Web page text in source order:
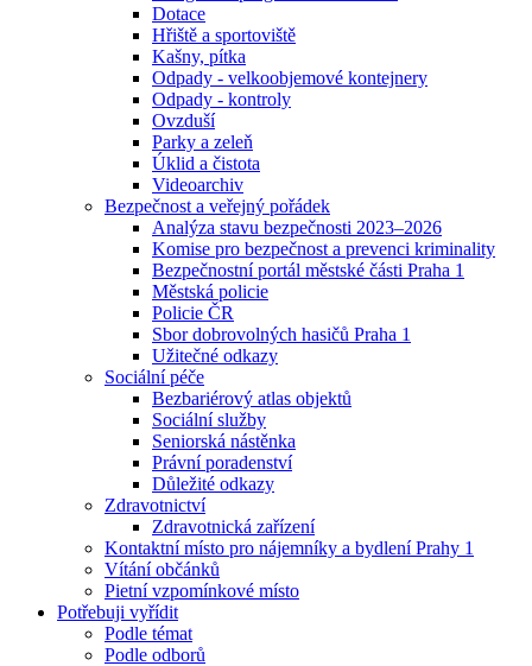
Dotace
Hřiště a sportoviště
Kašny, pítka
Odpady - velkoobjemové kontejnery
Odpady - kontroly
Ovzduší
Parky a zeleň
Úklid a čistota
Videoarchiv
Bezpečnost a veřejný pořádek
Analýza stavu bezpečnosti 2023–2026
Komise pro bezpečnost a prevenci kriminality
Bezpečnostní portál městské části Praha 1
Městská policie
Policie ČR
Sbor dobrovolných hasičů Praha 1
Užitečné odkazy
Sociální péče
Bezbariérový atlas objektů
Sociální služby
Seniorská nástěnka
Právní poradenství
Důležité odkazy
Zdravotnictví
Zdravotnická zařízení
Kontaktní místo pro nájemníky a bydlení Prahy 1
Vítání občánků
Pietní vzpomínkové místo
Potřebuji vyřídit
Podle témat
Podle odborů